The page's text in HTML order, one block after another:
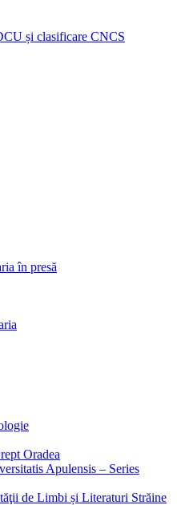
și clasificare CNCS
în presă
Oradea
Apulensis – Series
de Limbi și Literaturi Străine